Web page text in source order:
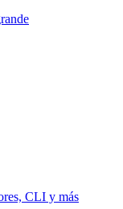
CLI y más